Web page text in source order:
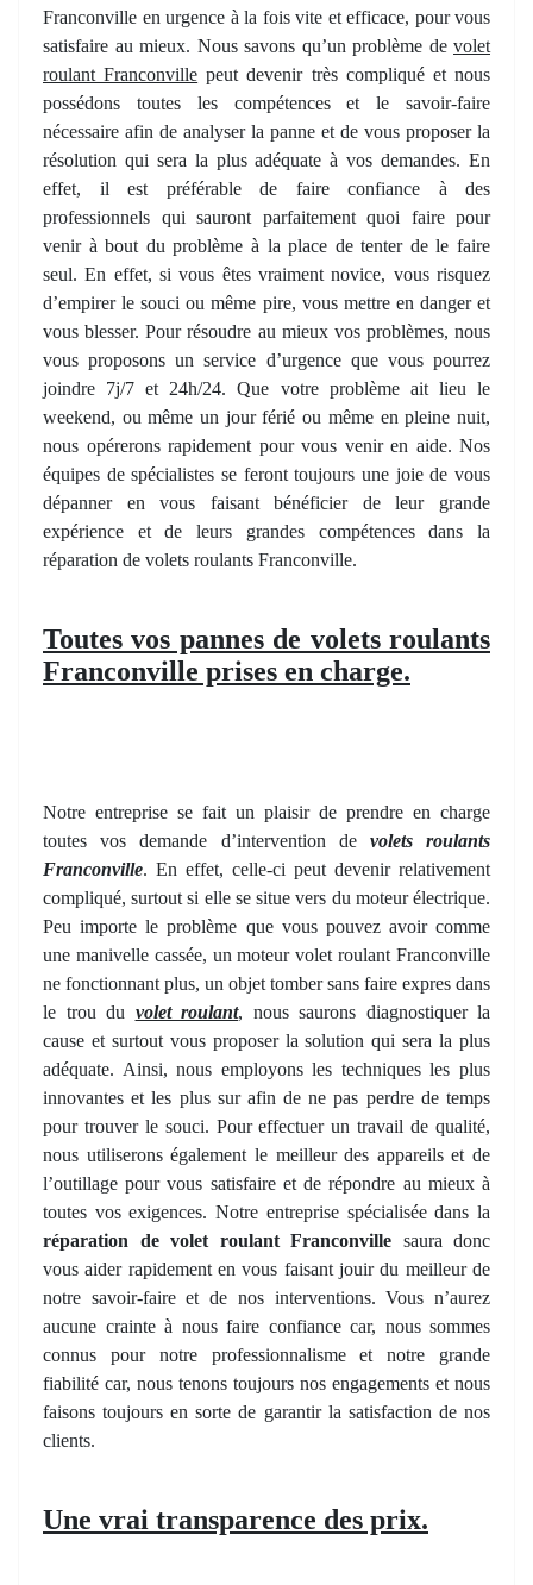
Franconville en urgence à la fois vite et efficace, pour vous
satisfaire au mieux. Nous savons qu’un problème de volet
roulant Franconville peut devenir très compliqué et nous
possédons toutes les compétences et le savoir-faire
nécessaire afin de analyser la panne et de vous proposer la
résolution qui sera la plus adéquate à vos demandes. En
effet, il est préférable de faire confiance à des
professionnels qui sauront parfaitement quoi faire pour
venir à bout du­ problème à la place de tenter de le faire
seul. En effet, si vous êtes vraiment novice, vous risquez
d’empirer le souci ou même pire, vous mettre en danger et
vous blesser. Pour résoudre au mieux vos problèmes, nous
vous proposons un service d’urgence que vous pourrez
joindre 7j/7 et 24h/24. Que votre problème ait lieu le
weekend, ou même un jour férié ou même en pleine nuit,
nous opérerons rapidement pour vous venir en aide. Nos
équipes de spécialistes se feront toujours une joie de vous
dépanner en vous faisant bénéficier de leur grande
expérience et de leurs grandes compétences dans la
réparation de volets roulants Franconville.
Toutes vos pannes de volets roulants
Franconville prises en charge.
Notre entreprise se fait un plaisir de prendre en charge
toutes vos demande d’intervention de volets roulants
Franconville. En effet, celle-ci peut devenir relativement
compliqué, surtout si elle se situe vers du moteur électrique.
Peu importe le problème que vous pouvez avoir comme
une manivelle cassée, un moteur volet roulant Franconville
ne fonctionnant plus, un objet tomber sans faire expres dans
le trou du volet roulant, nous saurons diagnostiquer la
cause et surtout vous proposer la solution qui sera la plus
adéquate. Ainsi, nous employons les techniques les plus
innovantes et les plus sur afin de ne pas perdre de temps
pour trouver le souci. Pour effectuer un travail de qualité,
nous utiliserons également le meilleur des appareils et de
l’outillage pour vous satisfaire et de répondre au mieux à
toutes vos exigences. Notre entreprise spécialisée dans la
réparation de volet roulant Franconville saura donc
vous aider rapidement en vous faisant jouir du meilleur de
notre savoir-faire et de nos interventions. Vous n’aurez
aucune crainte à nous faire confiance car, nous sommes
connus pour notre professionnalisme et notre grande
fiabilité car, nous tenons toujours nos engagements et nous
faisons toujours en sorte de garantir la satisfaction de nos
clients.
Une vrai transparence des prix.